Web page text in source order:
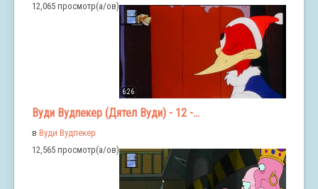
12,065 просмотр(а/ов)
6:26
Вуди Вудпекер (Дятел Вуди) - 12 -...
в Вуди Вудпекер
12,565 просмотр(а/ов)